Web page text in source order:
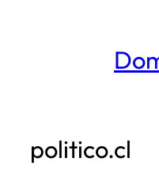
politico.cl